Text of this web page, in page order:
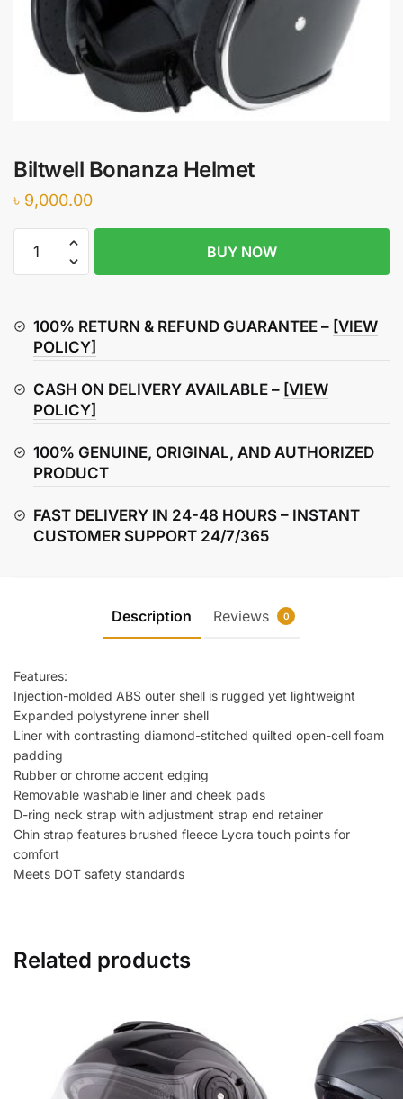
Biltwell Bonanza Helmet
৳ 9,000.00
Bonanza
BUY NOW
100% RETURN & REFUND GUARANTEE – [VIEW
POLICY]
CASH ON DELIVERY AVAILABLE – [VIEW
POLICY]
100% GENUINE, ORIGINAL, AND AUTHORIZED
PRODUCT
FAST DELIVERY IN 24-48 HOURS – INSTANT
CUSTOMER SUPPORT 24/7/365
Description Reviews 0
Features:
Injection-molded ABS outer shell is rugged yet lightweight
Expanded polystyrene inner shell
Liner with contrasting diamond-stitched quilted open-cell foam
padding
Rubber or chrome accent edging
Removable washable liner and cheek pads
D-ring neck strap with adjustment strap end retainer
Chin strap features brushed fleece Lycra touch points for
comfort
Meets DOT safety standards
Related products